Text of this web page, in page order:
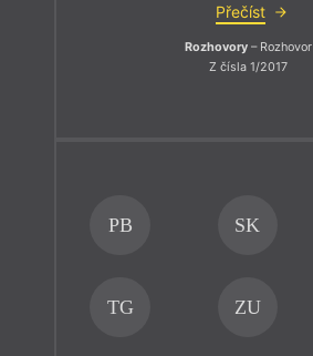
Přečíst
Rozhovory– Rozhovor
Z čísla 1/2017
PB SK
TG ZU